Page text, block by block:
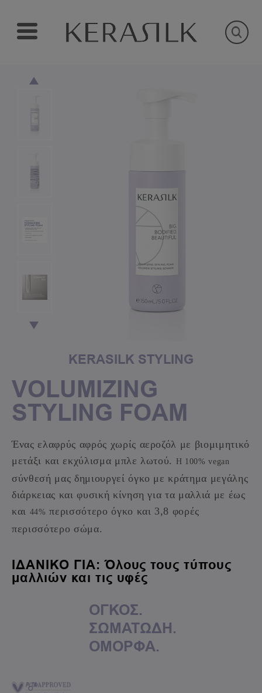
KERASILK STYLING
VOLUMIZING
STYLING FOAM
Ένας ελαφρύς αφρός χωρίς αεροζόλ με βιομιμητικό
μετάξι και εκχύλισμα μπλε λωτού.
Η 100% vegan
σύνθεσή μας δημιουργεί όγκο με κράτημα μεγάλης
διάρκειας και φυσική κίνηση για τα μαλλιά με έως
και 44% περισσότερο όγκο και 3,8 φορές
περισσότερο σώμα.
ΙΔΑΝΙΚΟ ΓΙΑ: Όλους τους τύπους
μαλλιών και τις υφές
ΟΓΚΟΣ.
ΣΩΜΑΤΩΔΗ.
ΟΜΟΡΦΑ.